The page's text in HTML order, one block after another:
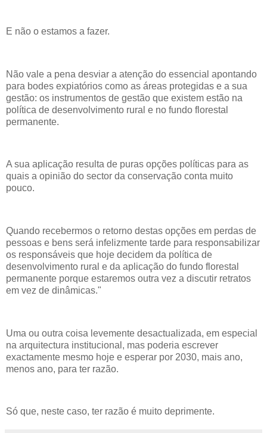
E não o estamos a fazer.
Não vale a pena desviar a atenção do essencial apontando
para bodes expiatórios como as áreas protegidas e a sua
gestão: os instrumentos de gestão que existem estão na
política de desenvolvimento rural e no fundo florestal
permanente.
A sua aplicação resulta de puras opções políticas para as
quais a opinião do sector da conservação conta muito
pouco.
Quando recebermos o retorno destas opções em perdas de
pessoas e bens será infelizmente tarde para responsabilizar
os responsáveis que hoje decidem da política de
desenvolvimento rural e da aplicação do fundo florestal
permanente porque estaremos outra vez a discutir retratos
em vez de dinâmicas."
Uma ou outra coisa levemente desactualizada, em especial
na arquitectura institucional, mas poderia escrever
exactamente mesmo hoje e esperar por 2030, mais ano,
menos ano, para ter razão.
Só que, neste caso, ter razão é muito deprimente.